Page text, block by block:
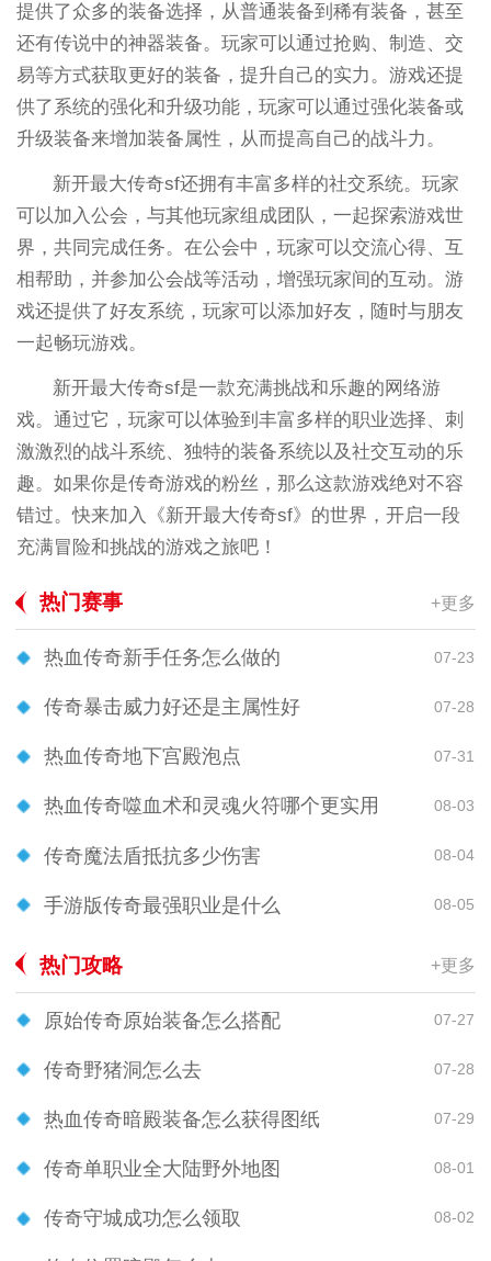
提供了众多的装备选择，从普通装备到稀有装备，甚至
还有传说中的神器装备。玩家可以通过抢购、制造、交
易等方式获取更好的装备，提升自己的实力。游戏还提
供了系统的强化和升级功能，玩家可以通过强化装备或
升级装备来增加装备属性，从而提高自己的战斗力。
新开最大传奇sf还拥有丰富多样的社交系统。玩家
可以加入公会，与其他玩家组成团队，一起探索游戏世
界，共同完成任务。在公会中，玩家可以交流心得、互
相帮助，并参加公会战等活动，增强玩家间的互动。游
戏还提供了好友系统，玩家可以添加好友，随时与朋友
一起畅玩游戏。
新开最大传奇sf是一款充满挑战和乐趣的网络游
戏。通过它，玩家可以体验到丰富多样的职业选择、刺
激激烈的战斗系统、独特的装备系统以及社交互动的乐
趣。如果你是传奇游戏的粉丝，那么这款游戏绝对不容
错过。快来加入《新开最大传奇sf》的世界，开启一段
充满冒险和挑战的游戏之旅吧！
热门赛事 +更多
热血传奇新手任务怎么做的 07-23
传奇暴击威力好还是主属性好 07-28
热血传奇地下宫殿泡点 07-31
热血传奇噬血术和灵魂火符哪个更实用 08-03
传奇魔法盾抵抗多少伤害 08-04
手游版传奇最强职业是什么 08-05
热门攻略 +更多
原始传奇原始装备怎么搭配 07-27
传奇野猪洞怎么去 07-28
热血传奇暗殿装备怎么获得图纸 07-29
传奇单职业全大陆野外地图 08-01
传奇守城成功怎么领取 08-02